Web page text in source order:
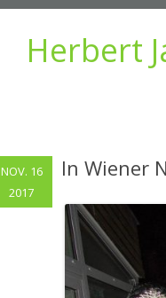
Herbert
In Wiener
NOV. 16
2017